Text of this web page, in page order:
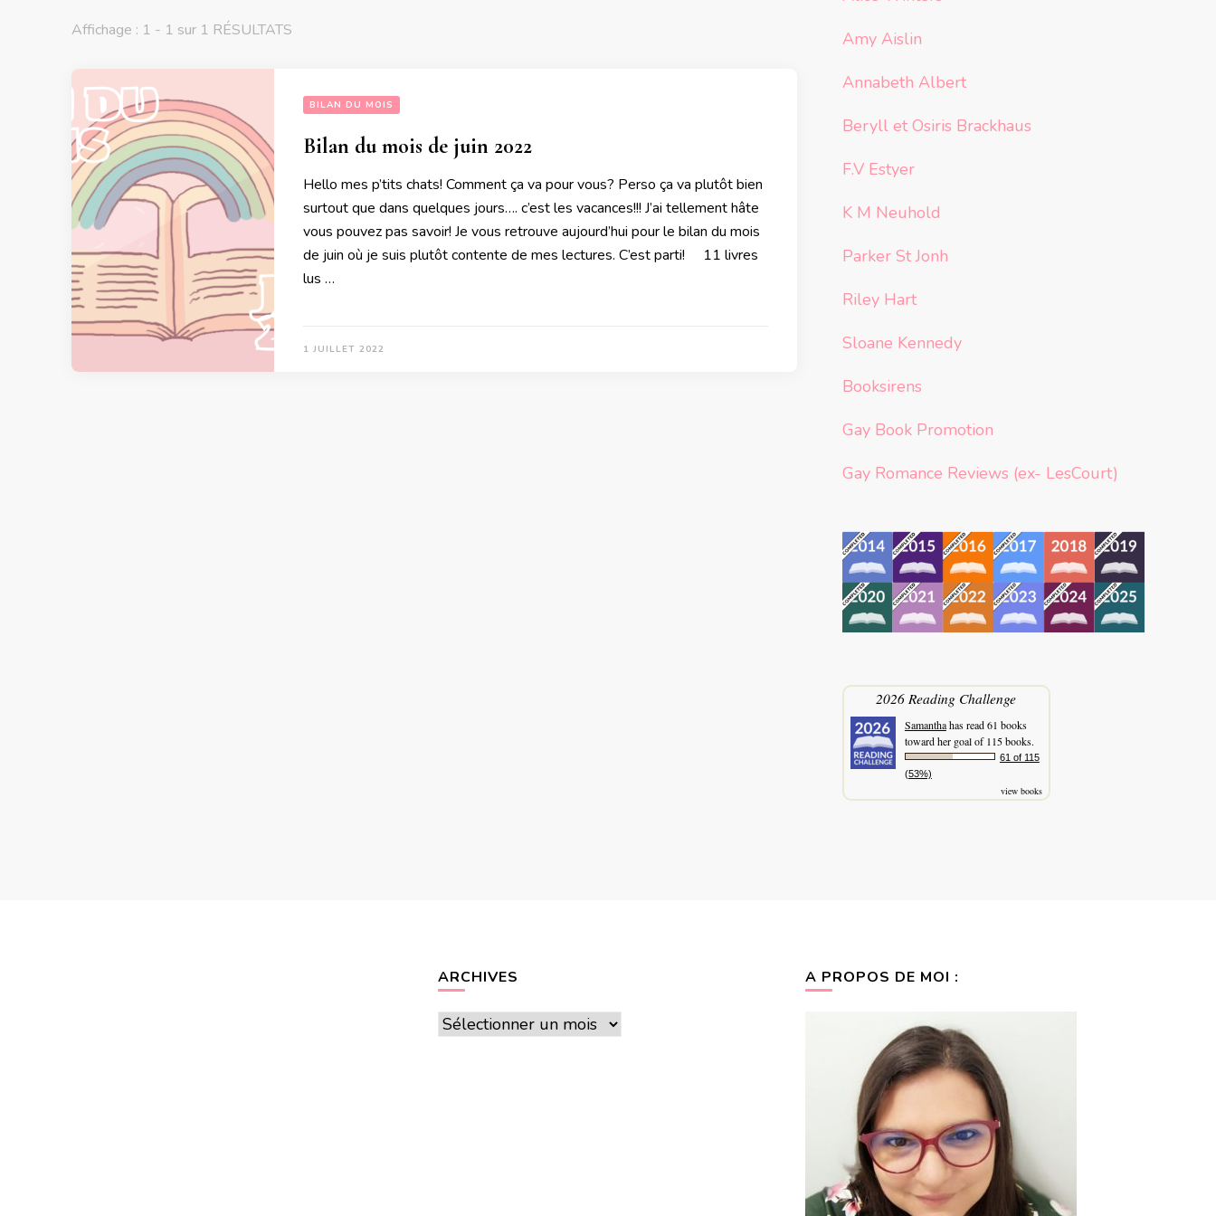
Affichage : 1 - 1 sur 1 RÉSULTATS
BILAN DU MOIS
Bilan du mois de juin 2022
Hello mes p’tits chats! Comment ça va pour vous? Perso ça va plutôt bien
surtout que dans quelques jours…. c’est les vacances!!! J’ai tellement hâte
vous pouvez pas savoir! Je vous retrouve aujourd’hui pour le bilan du mois
de juin où je suis plutôt contente de mes lectures. C’est parti! 11 livres
lus …
1 JUILLET 2022
Amy Aislin
Annabeth Albert
Beryll et Osiris Brackhaus
F.V Estyer
K M Neuhold
Parker St Jonh
Riley Hart
Sloane Kennedy
Booksirens
Gay Book Promotion
Gay Romance Reviews (ex- LesCourt)
2026 Reading Challenge
Samanthahas read 61 books
toward her goal of 115 books.
61 of 115
(53%)
view books
ARCHIVES
Archives
A PROPOS DE MOI :